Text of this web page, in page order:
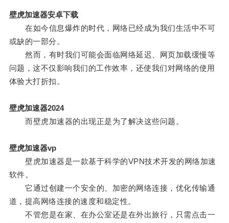
壁虎加速器安卓下载
在如今信息爆炸的时代，网络已经成为我们生活中不可
或缺的一部分。
然而，有时我们可能会面临网络延迟、网页加载缓慢等
问题，这不仅影响我们的工作效率，还使我们对网络的使用
体验大打折扣。
壁虎加速器2024
而壁虎加速器的出现正是为了解决这些问题。
壁虎加速器vp
壁虎加速器是一款基于科学的VPN技术开发的网络加速
软件。
它通过创建一个安全的、加密的网络连接，优化传输通
道，提高网络连接的速度和稳定性。
不管您是在家、在办公室还是在外出旅行，只需点击一